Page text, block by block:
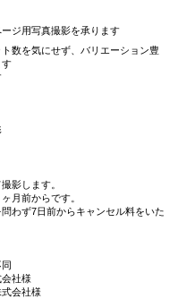
ジ用写真撮影を承ります
数を気にせず、バリエーション豊
す
影します。
月前からです。
わず7日前からキャンセル料をいた
会社様
式会社様